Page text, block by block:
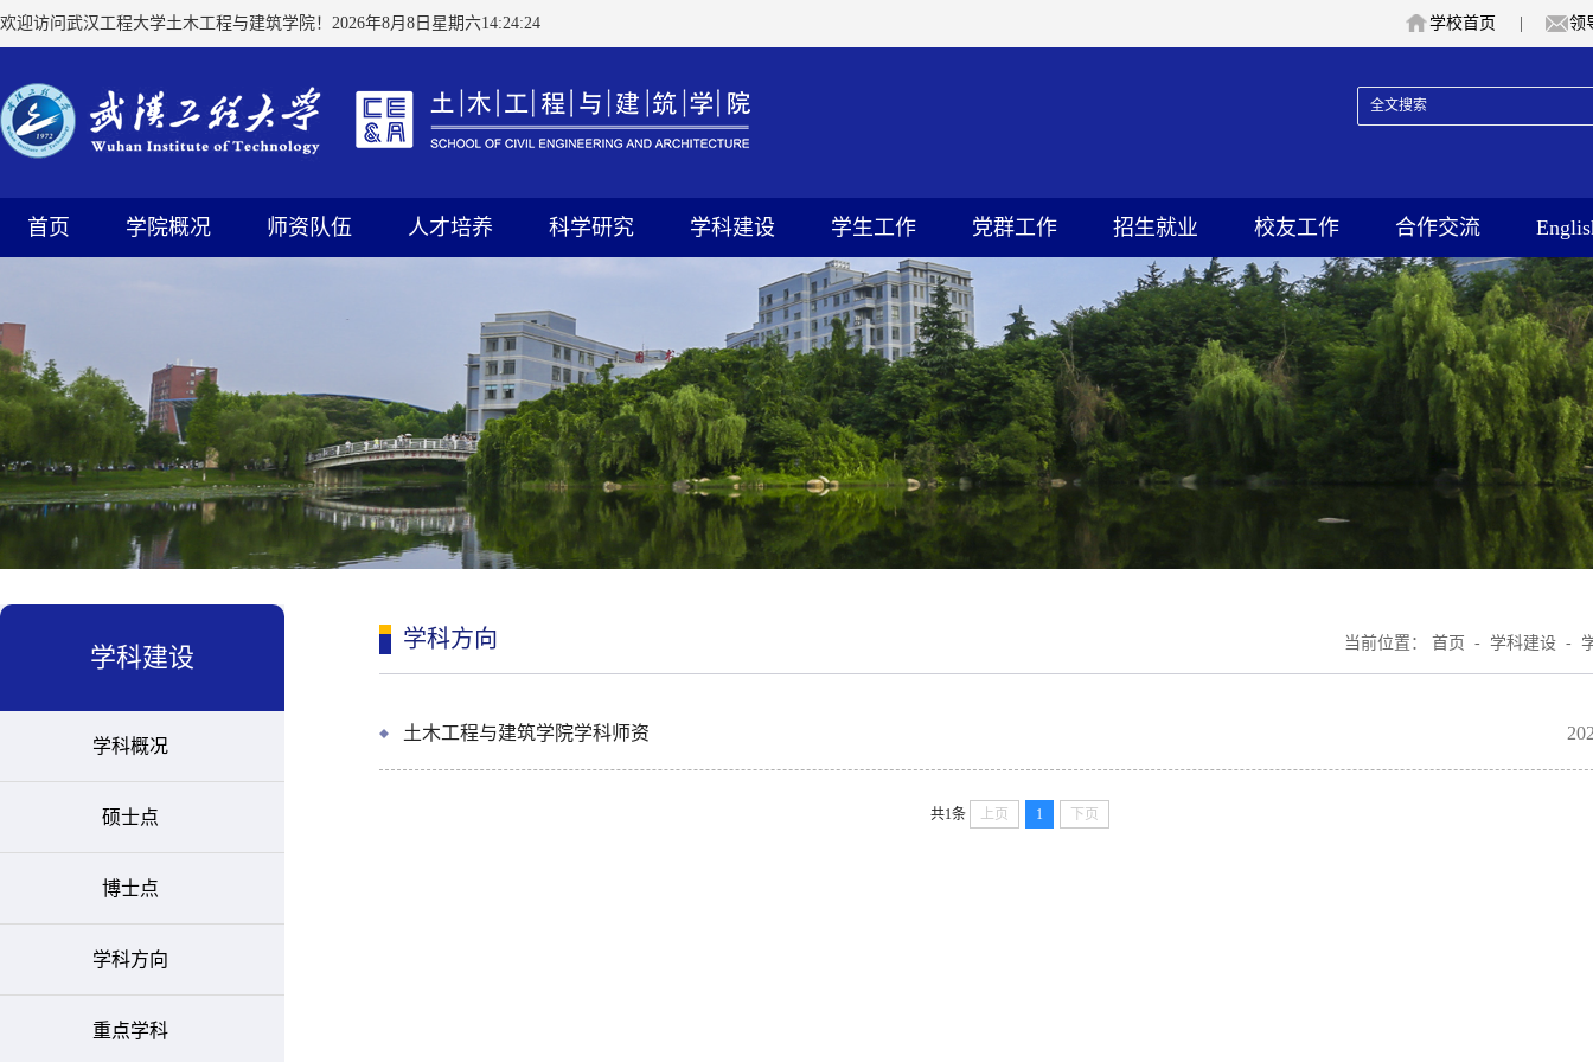
欢迎访问武汉工程大学土木工程与建筑学院！ 2026年8月8日星期六14:24:24 学校首页 领
首页 学院概况 师资队伍 人才培养 科学研究 学科建设 学生工作 党群工作 招生就业 校友工作 合作交流
学科建设
学科概况
硕士点
博士点
学科方向
重点学科
学科方向 当前位置： 首页 - 学科建设 -
土木工程与建筑学院学科师资
共1条 上页 1 下页